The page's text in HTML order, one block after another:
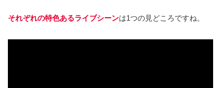
それぞれの特色あるライブシーンは1つの見どころですね。